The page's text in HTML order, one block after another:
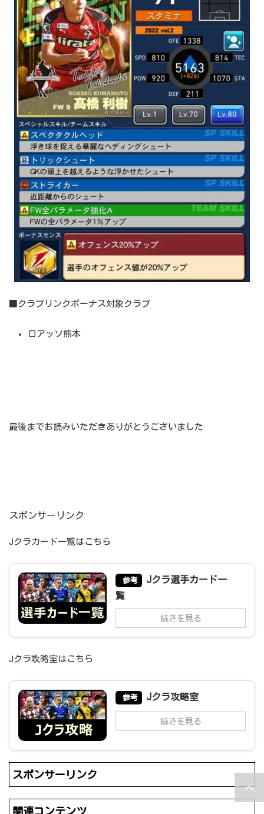
■クラブリンクボーナス対象クラブ
ロアッソ熊本
最後までお読みいただきありがとうございました
スポンサーリンク
Jクラカード一覧はこちら
参考
Jクラ選手カード一
覧
続きを見る
Jクラ攻略室はこちら
参考 Jクラ攻略室
続きを見る
スポンサーリンク
関連コンテンツ